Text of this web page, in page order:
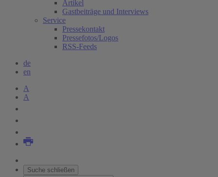
Artikel
Gastbeiträge und Interviews
Service
Pressekontakt
Pressefotos/Logos
RSS-Feeds
de
en
A
A
Suche schließen